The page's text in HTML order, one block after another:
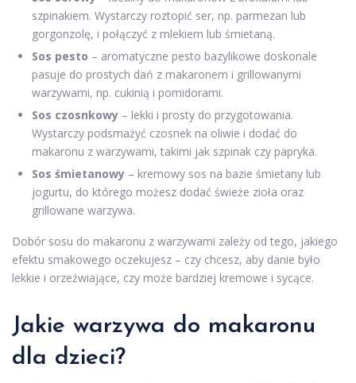
szpinakiem. Wystarczy roztopić ser, np. parmezan lub
gorgonzolę, i połączyć z mlekiem lub śmietaną.
Sos pesto – aromatyczne pesto bazylikowe doskonale
pasuje do prostych dań z makaronem i grillowanymi
warzywami, np. cukinią i pomidorami.
Sos czosnkowy – lekki i prosty do przygotowania.
Wystarczy podsmażyć czosnek na oliwie i dodać do
makaronu z warzywami, takimi jak szpinak czy papryka.
Sos śmietanowy – kremowy sos na bazie śmietany lub
jogurtu, do którego możesz dodać świeże zioła oraz
grillowane warzywa.
Dobór sosu do makaronu z warzywami zależy od tego, jakiego
efektu smakowego oczekujesz – czy chcesz, aby danie było
lekkie i orzeźwiające, czy może bardziej kremowe i sycące.
Jakie warzywa do makaronu
dla dzieci?